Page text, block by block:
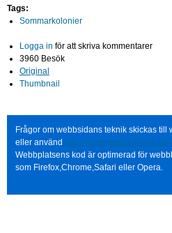
Tags:
Sommarkolonier
Logga in för att skriva kommentarer
3960 Besök
Original
Thumbnail
Frågor om webbsidans teknik skickas till
eller använd http://www.norrbacka-
Webbplatsens kod är optimerad för
som Firefox,Chrome,Safari eller Opera.